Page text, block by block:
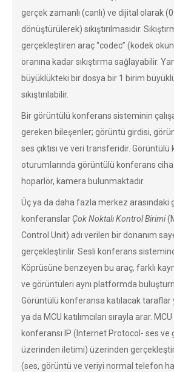
gerçek zamanlı (canlı) ve dijital olarak (0
dönüştürülerek) sıkıştırılmasıdır.
gerçekleştiren araç “codec” (kodek
oranına kadar sıkıştırma sağlayabilir.
büyüklükteki bir dosya bir 1 birim
sıkıştırılabilir.
Bir görüntülü konferans sisteminin
gereken bileşenler; görüntü girdisi,
ses çıktısı ve veri transferidir.
oturumlarında görüntülü konferans
hoparlör, kamera bulunmaktadır.
Üç ya da daha fazla merkez arasındaki
konferanslar Çok Noktalı Kontrol Birimi
Control Unit) adı verilen bir donanım
gerçekleştirilir. Sesli konferans
Köprüsüne benzeyen bu araç, farklı
ve görüntüleri aynı platformda
Görüntülü konferansa katılacak taraflar
ya da MCU katılımcıları sırayla arar.
konferansı IP (Internet Protocol- ses
üzerinden iletimi) üzerinden
(ses, görüntü ve veriyi normal telefon